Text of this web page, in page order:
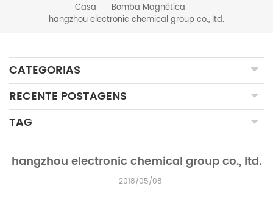
Casa
Bomba Magnética
hangzhou electronic chemical group co., ltd.
CATEGORIAS
RECENTE POSTAGENS
TAG
hangzhou electronic chemical group co., ltd.
2018/05/08